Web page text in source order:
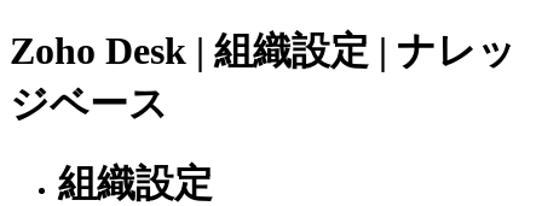
Zoho Desk | 組織設定 | ナレッ
ジベース
組織設定